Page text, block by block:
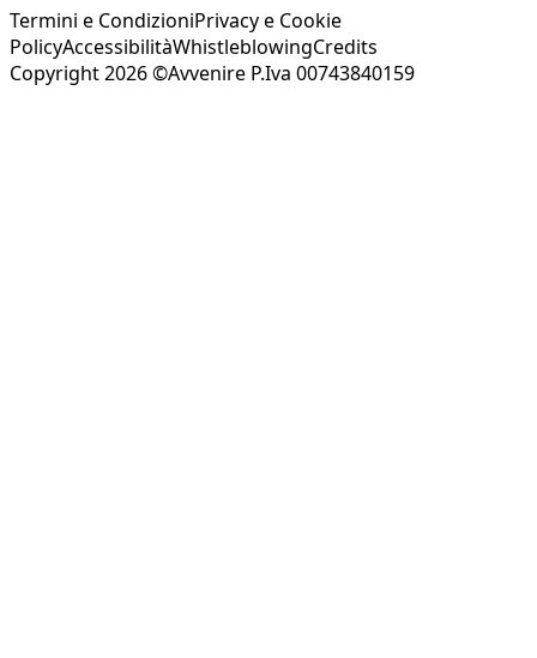
Termini e CondizioniPrivacy e Cookie
PolicyAccessibilitàWhistleblowingCredits
Copyright 2026 ©Avvenire P.Iva 00743840159